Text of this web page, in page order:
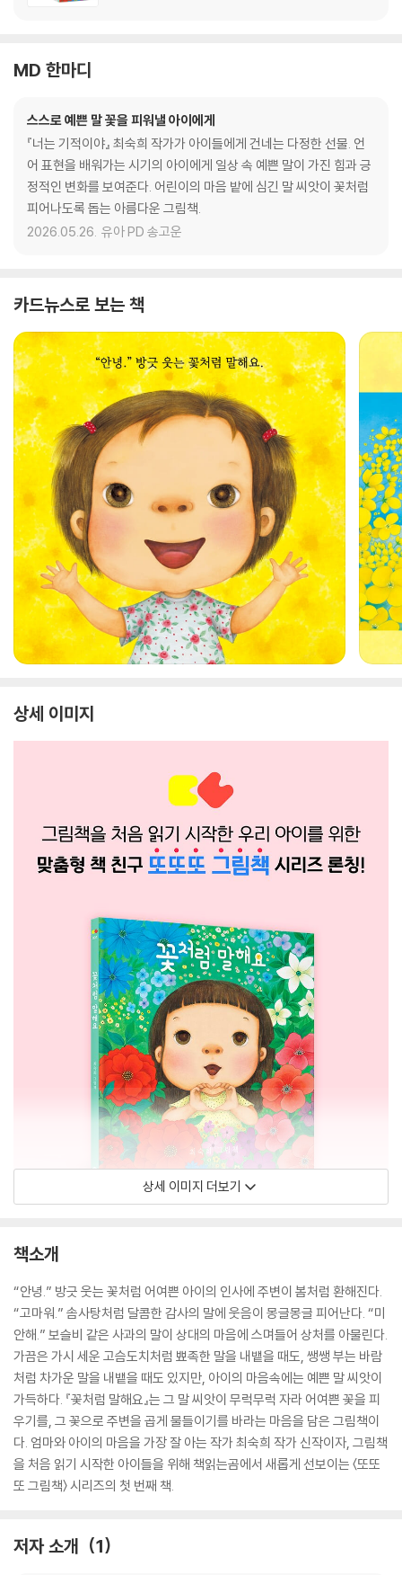
MD 한마디
스스로 예쁜 말 꽃을 피워낼 아이에게
『너는 기적이야』 최숙희 작가가 아이들에게 건네는 다정한 선물. 언
어 표현을 배워가는 시기의 아이에게 일상 속 예쁜 말이 가진 힘과 긍
정적인 변화를 보여준다. 어린이의 마음 밭에 심긴 말 씨앗이 꽃처럼
피어나도록 돕는 아름다운 그림책.
2026.05.26. 유아 PD 송고운
카드뉴스로 보는 책
상세 이미지
상세 이미지 더보기
책소개
“안녕.” 방긋 웃는 꽃처럼 어여쁜 아이의 인사에 주변이 봄처럼 환해진다.
“고마워.” 솜사탕처럼 달콤한 감사의 말에 웃음이 몽글몽글 피어난다. “미
안해.” 보슬비 같은 사과의 말이 상대의 마음에 스며들어 상처를 아물린다.
가끔은 가시 세운 고슴도치처럼 뾰족한 말을 내뱉을 때도, 쌩쌩 부는 바람
처럼 차가운 말을 내뱉을 때도 있지만, 아이의 마음속에는 예쁜 말 씨앗이
가득하다. 『꽃처럼 말해요』는 그 말 씨앗이 무럭무럭 자라 어여쁜 꽃을 피
우기를, 그 꽃으로 주변을 곱게 물들이기를 바라는 마음을 담은 그림책이
다. 엄마와 아이의 마음을 가장 잘 아는 작가 최숙희 작가 신작이자, 그림책
을 처음 읽기 시작한 아이들을 위해 책읽는곰에서 새롭게 선보이는 〈또또
또 그림책〉 시리즈의 첫 번째 책.
저자 소개 1